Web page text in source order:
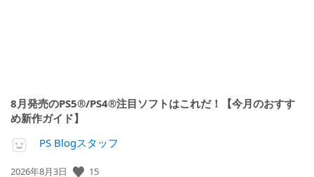
8月発売のPS5®/PS4®注目ソフトはこれだ！【今月のおすす
め新作ガイド】
PS Blogスタッフ
公
2026年8月3日 15